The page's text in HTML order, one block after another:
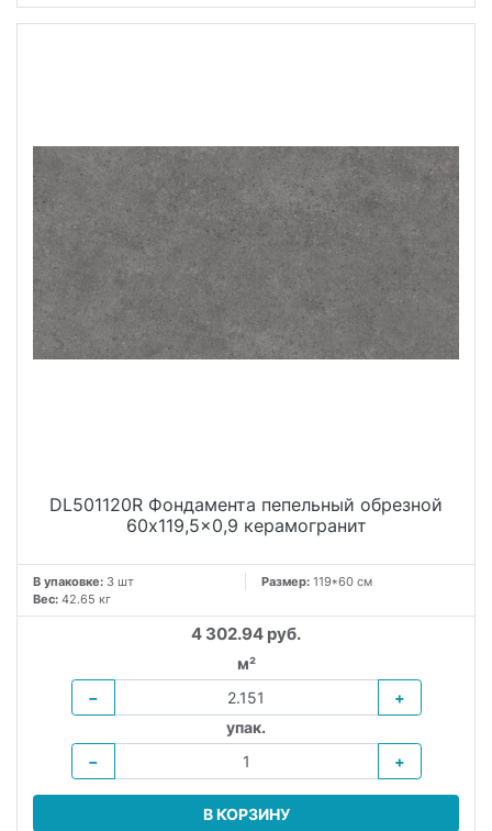
DL501120R Фондамента пепельный обрезной
60x119,5x0,9 керамогранит
В упаковке: 3 шт Размер: 119*60 см
Вес: 42.65 кг
4 302.94 руб.
м²
−
+
упак.
−
+
В КОРЗИНУ